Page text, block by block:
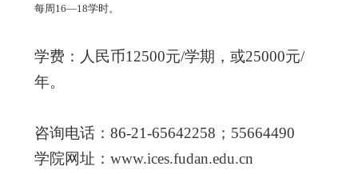
每周 16—18学时。
学费：人民币12500元/学期，或25000元/
年。
咨询电话： 86-21-65642258 ； 55664490
学院网址： www.ices.fudan.edu.cn